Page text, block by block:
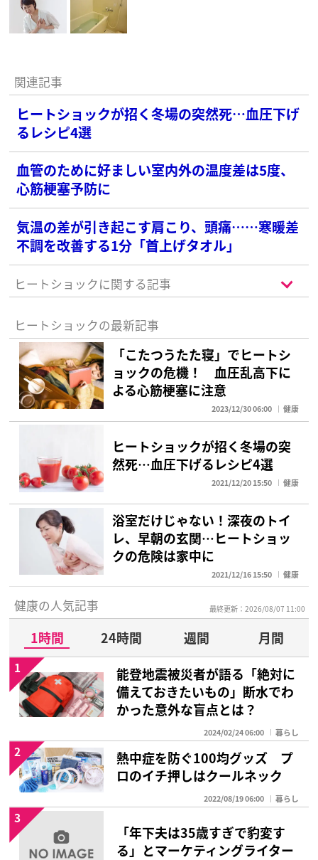
関連記事
ヒートショックが招く冬場の突然死…血圧下げ
るレシピ4選
血管のために好ましい室内外の温度差は5度、
心筋梗塞予防に
気温の差が引き起こす肩こり、頭痛……寒暖差
不調を改善する1分「首上げタオル」
ヒートショックに関する記事
ヒートショックの最新記事
「こたつうたた寝」でヒートシ
ョックの危機！ 血圧乱高下に
よる心筋梗塞に注意
2023/12/30 06:00 健康
ヒートショックが招く冬場の突
然死…血圧下げるレシピ4選
2021/12/20 15:50 健康
浴室だけじゃない！深夜のトイ
レ、早朝の玄関…ヒートショッ
クの危険は家中に
2021/12/16 15:50 健康
健康の人気記事 最終更新：2026/08/07 11:00
1時間 24時間 週間
月間
能登地震被災者が語る「絶対に
備えておきたいもの」断水でわ
かった意外な盲点とは？
2024/02/24 06:00 暮らし
1
熱中症を防ぐ100均グッズ プ
ロのイチ押しはクールネック
2022/08/19 06:00 暮らし
2
「年下夫は35歳すぎで豹変す
る」とマーケティングライター
3